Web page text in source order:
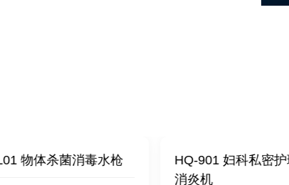
菌消毒水枪
HQ-901 妇科私密护理洗杀菌